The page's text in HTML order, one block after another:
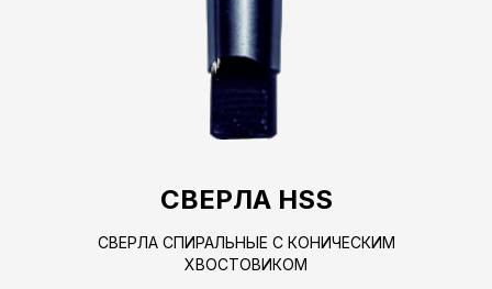
СВЕРЛА HSS
СВЕРЛА СПИРАЛЬНЫЕ С КОНИЧЕСКИМ
ХВОСТОВИКОМ